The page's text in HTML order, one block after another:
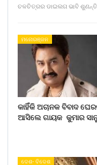
ଚଳଚିତ୍ରର ଡାଇଲଗ ଭାବି
ମନୋରଞ୍ଜନ
କାହିଁକି ଅଚାନକ ବିବାଦ
ଆସିଲେ ଗାୟକ କୁମାର
ଦେଶ- ବିଦେଶ